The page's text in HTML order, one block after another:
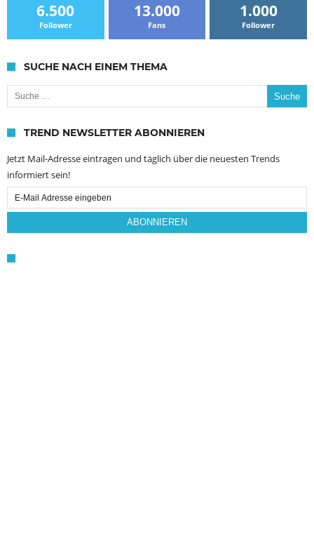
6.500
Follower
13.000
Fans
1.000
Follower
SUCHE NACH EINEM THEMA
Suche nach:
TREND NEWSLETTER ABONNIEREN
Jetzt Mail-Adresse eintragen und täglich über die neuesten Trends
informiert sein!
Email
Subscription
ABONNIEREN